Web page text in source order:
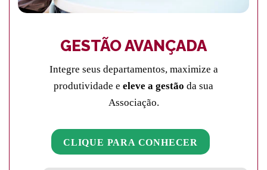
GESTÃO AVANÇADA
Integre seus departamentos, maximize a
produtividade e eleve a gestão da sua
Associação.
CLIQUE PARA CONHECER